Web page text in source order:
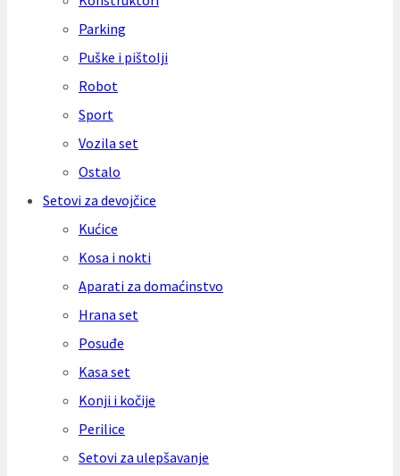
Parking
Puške i pištolji
Robot
Sport
Vozila set
Ostalo
Setovi za devojčice
Kućice
Kosa i nokti
Aparati za domaćinstvo
Hrana set
Posuđe
Kasa set
Konji i kočije
Perilice
Setovi za ulepšavanje